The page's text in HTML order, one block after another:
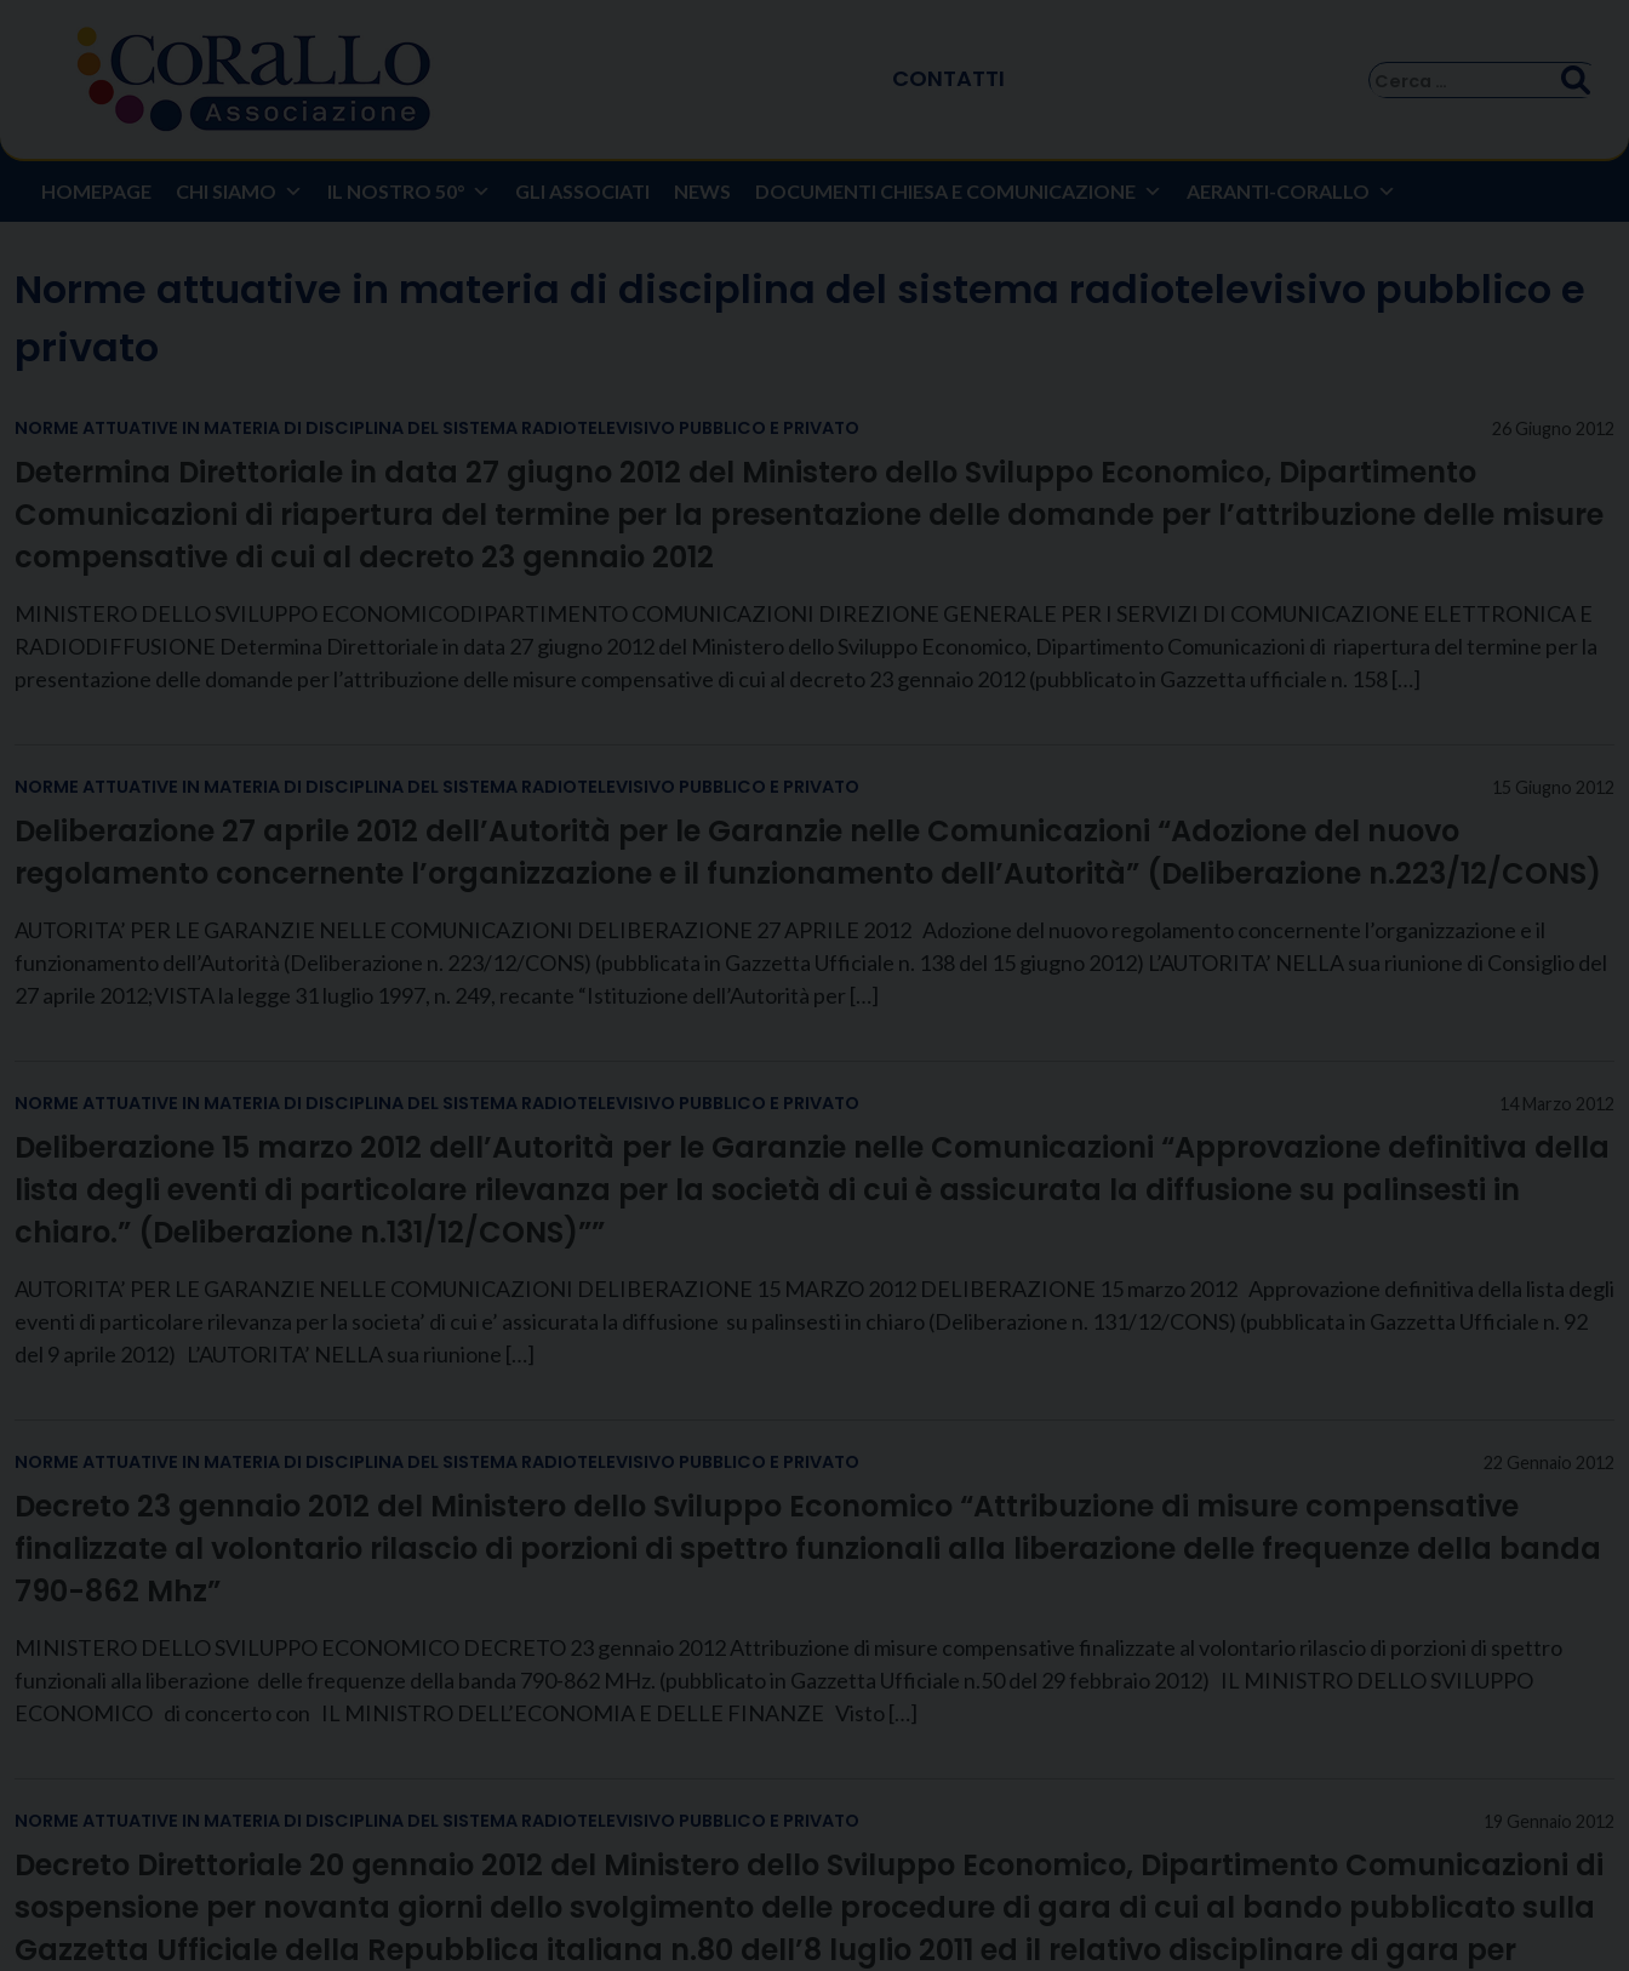
content
CONTATTI
Ricerca
HOMEPAGE CHI SIAMO IL NOSTRO 50° GLI ASSOCIATI NEWS DOCUMENTI CHIESA E COMUNICAZIONE AERANTI-CORALLO
Norme attuative in materia di disciplina del sistema radiotelevisivo pubblico e
privato
26 Giugno 2012
NORME ATTUATIVE IN MATERIA DI DISCIPLINA DEL SISTEMA RADIOTELEVISIVO PUBBLICO E PRIVATO
Determina Direttoriale in data 27 giugno 2012 del Ministero dello Sviluppo Economico, Dipartimento
Comunicazioni di riapertura del termine per la presentazione delle domande per l’attribuzione delle misure
compensative di cui al decreto 23 gennaio 2012
MINISTERO DELLO SVILUPPO ECONOMICODIPARTIMENTO COMUNICAZIONI DIREZIONE GENERALE PER I SERVIZI DI COMUNICAZIONE ELETTRONICA E
RADIODIFFUSIONE Determina Direttoriale in data 27 giugno 2012 del Ministero dello Sviluppo Economico, Dipartimento Comunicazioni di riapertura del termine per la
presentazione delle domande per l’attribuzione delle misure compensative di cui al decreto 23 gennaio 2012 (pubblicato in Gazzetta ufficiale n. 158 […]
15 Giugno 2012
NORME ATTUATIVE IN MATERIA DI DISCIPLINA DEL SISTEMA RADIOTELEVISIVO PUBBLICO E PRIVATO
Deliberazione 27 aprile 2012 dell’Autorità per le Garanzie nelle Comunicazioni “Adozione del nuovo
regolamento concernente l’organizzazione e il funzionamento dell’Autorità” (Deliberazione n.223/12/CONS)
AUTORITA’ PER LE GARANZIE NELLE COMUNICAZIONI DELIBERAZIONE 27 APRILE 2012 Adozione del nuovo regolamento concernente l’organizzazione e il
funzionamento dell’Autorità (Deliberazione n. 223/12/CONS) (pubblicata in Gazzetta Ufficiale n. 138 del 15 giugno 2012) L’AUTORITA’ NELLA sua riunione di Consiglio del
27 aprile 2012;VISTA la legge 31 luglio 1997, n. 249, recante “Istituzione dell’Autorità per […]
14 Marzo 2012
NORME ATTUATIVE IN MATERIA DI DISCIPLINA DEL SISTEMA RADIOTELEVISIVO PUBBLICO E PRIVATO
Deliberazione 15 marzo 2012 dell’Autorità per le Garanzie nelle Comunicazioni “Approvazione definitiva della
lista degli eventi di particolare rilevanza per la società di cui è assicurata la diffusione su palinsesti in
chiaro.” (Deliberazione n.131/12/CONS)””
AUTORITA’ PER LE GARANZIE NELLE COMUNICAZIONI DELIBERAZIONE 15 MARZO 2012 DELIBERAZIONE 15 marzo 2012 Approvazione definitiva della lista degli
eventi di particolare rilevanza per la societa’ di cui e’ assicurata la diffusione su palinsesti in chiaro (Deliberazione n. 131/12/CONS) (pubblicata in Gazzetta Ufficiale n. 92
del 9 aprile 2012) L’AUTORITA’ NELLA sua riunione […]
22 Gennaio 2012
NORME ATTUATIVE IN MATERIA DI DISCIPLINA DEL SISTEMA RADIOTELEVISIVO PUBBLICO E PRIVATO
Decreto 23 gennaio 2012 del Ministero dello Sviluppo Economico “Attribuzione di misure compensative
finalizzate al volontario rilascio di porzioni di spettro funzionali alla liberazione delle frequenze della banda
790-862 Mhz”
MINISTERO DELLO SVILUPPO ECONOMICO DECRETO 23 gennaio 2012 Attribuzione di misure compensative finalizzate al volontario rilascio di porzioni di spettro
funzionali alla liberazione delle frequenze della banda 790-862 MHz. (pubblicato in Gazzetta Ufficiale n.50 del 29 febbraio 2012) IL MINISTRO DELLO SVILUPPO
ECONOMICO di concerto con IL MINISTRO DELL’ECONOMIA E DELLE FINANZE Visto […]
19 Gennaio 2012
NORME ATTUATIVE IN MATERIA DI DISCIPLINA DEL SISTEMA RADIOTELEVISIVO PUBBLICO E PRIVATO
Decreto Direttoriale 20 gennaio 2012 del Ministero dello Sviluppo Economico, Dipartimento Comunicazioni di
sospensione per novanta giorni dello svolgimento delle procedure di gara di cui al bando pubblicato sulla
Gazzetta Ufficiale della Repubblica italiana n.80 dell’8 luglio 2011 ed il relativo disciplinare di gara per